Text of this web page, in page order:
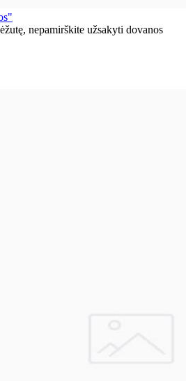
nepamirškite užsakyti dovanos